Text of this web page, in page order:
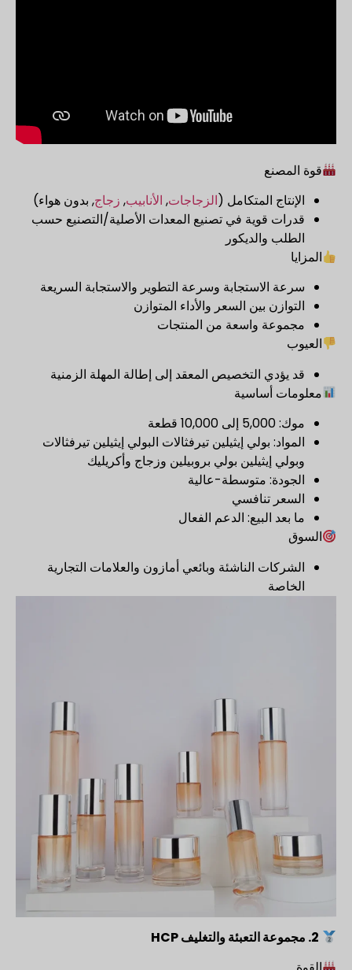
قوة المصنع
الإنتاج المتكامل (الزجاجات, الأنابيب, زجاج, بدون هواء)
قدرات قوية في تصنيع المعدات الأصلية/التصنيع حسب
الطلب والديكور
المزايا
سرعة الاستجابة وسرعة التطوير والاستجابة السريعة
التوازن بين السعر والأداء المتوازن
مجموعة واسعة من المنتجات
العيوب
قد يؤدي التخصيص المعقد إلى إطالة المهلة الزمنية
معلومات أساسية
موك: 5,000 إلى 10,000 قطعة
المواد: بولي إيثيلين تيرفثالات البولي إيثيلين تيرفثالات
وبولي إيثيلين بولي بروبيلين وزجاج وأكريليك
الجودة: متوسطة-عالية
السعر تنافسي
ما بعد البيع: الدعم الفعال
السوق
الشركات الناشئة وبائعي أمازون والعلامات التجارية
الخاصة
2. مجموعة التعبئة والتغليف HCP